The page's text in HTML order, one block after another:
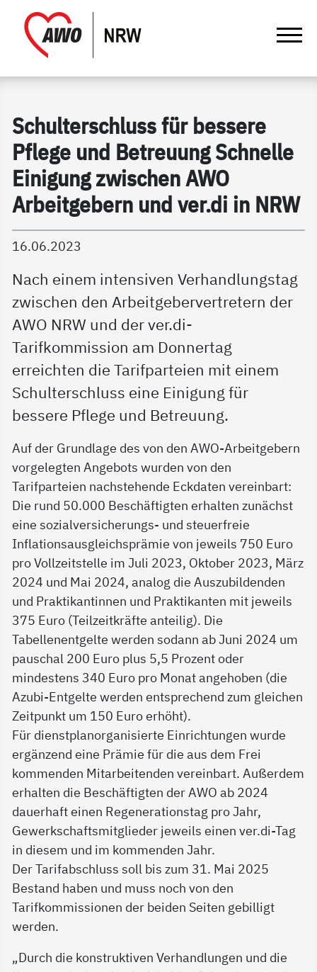
Gathmann Michaelis und Freunde |
Schulterschluss für bessere
Pflege und Betreuung Schnelle
Einigung zwischen AWO
Arbeitgebern und ver.di in NRW
16.06.2023
Nach einem intensiven Verhandlungstag
zwischen den Arbeitgebervertretern der
AWO NRW und der ver.di-
Tarifkommission am Donnertag
erreichten die Tarifparteien mit einem
Schulterschluss eine Einigung für
bessere Pflege und Betreuung.
Auf der Grundlage des von den AWO-Arbeitgebern
vorgelegten Angebots wurden von den
Tarifparteien nachstehende Eckdaten vereinbart:
Die rund 50.000 Beschäftigten erhalten zunächst
eine sozialversicherungs- und steuerfreie
Inflationsausgleichsprämie von jeweils 750 Euro
pro Vollzeitstelle im Juli 2023, Oktober 2023, März
2024 und Mai 2024, analog die Auszubildenden
und Praktikantinnen und Praktikanten mit jeweils
375 Euro (Teilzeitkräfte anteilig). Die
Tabellenentgelte werden sodann ab Juni 2024 um
pauschal 200 Euro plus 5,5 Prozent oder
mindestens 340 Euro pro Monat angehoben (die
Azubi-Entgelte werden entsprechend zum gleichen
Zeitpunkt um 150 Euro erhöht).
Für dienstplanorganisierte Einrichtungen wurde
ergänzend eine Prämie für die aus dem Frei
kommenden Mitarbeitenden vereinbart. Außerdem
erhalten die Beschäftigten der AWO ab 2024
dauerhaft einen Regenerationstag pro Jahr,
Gewerkschaftsmitglieder jeweils einen ver.di-Tag
in diesem und im kommenden Jahr.
Der Tarifabschluss soll bis zum 31. Mai 2025
Bestand haben und muss noch von den
Tarifkommissionen der beiden Seiten gebilligt
werden.
„Durch die konstruktiven Verhandlungen und die